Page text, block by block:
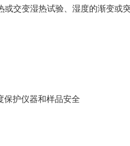
变湿热试验、湿度的渐变或
护仪器和样品安全